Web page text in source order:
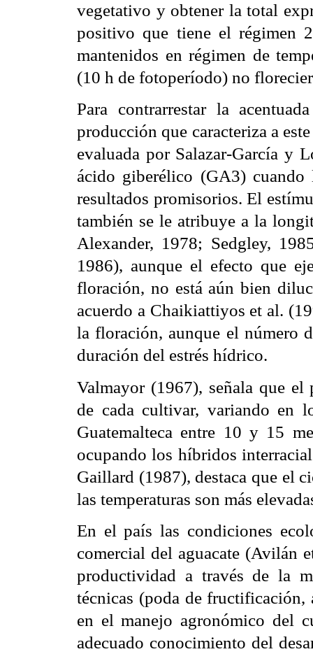
vegetativo y obtener la total
positivo que tiene el régimen
mantenidos en régimen de
(10 h de fotoperíodo) no
Para contrarrestar la
producción que caracteriza a
evaluada por Salazar-García y
ácido giberélico (GA3) cuando
resultados promisorios. El
también se le atribuye a la
Alexander, 1978; Sedgley,
1986), aunque el efecto que
floración, no está aún bien
acuerdo a Chaikiattiyos et al.
la floración, aunque el número
duración del estrés hídrico.
Valmayor (1967), señala que
de cada cultivar, variando en
Guatemalteca entre 10 y 15
ocupando los híbridos
Gaillard (1987), destaca que el
las temperaturas son más
En el país las condiciones
comercial del aguacate (Avilán
productividad a través de la
técnicas (poda de
en el manejo agronómico del
adecuado conocimiento del